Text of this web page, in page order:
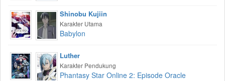
Shinobu Kujiin
Karakter Utama
Babylon
Luther
Karakter Pendukung
Phantasy Star Online 2: Episode Oracle